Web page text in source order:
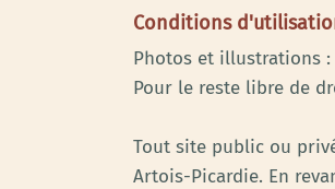
Conditions
Photos et illustrations
Pour le reste libre de
Tout site public ou
Artois-Picardie. En